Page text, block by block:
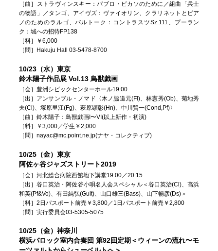
［曲］ストラヴィンスキー：パブロ・ピカソのために／組曲「兵士
の物語」／タンゴ、アイヴズ：ヴァイオリン、クラリネットとピア
ノのためのラルゴ、バルトーク：コントラスツSz.111、プーラン
ク：城への招待FP138
［料］￥6,000
［問］Hakuju Hall 03-5478-8700
10/23（水）東京
鈴木陽子作品展 Vol.13 鳥獣戯画
［会］豊洲シビックセンターホール19:00
［出］アンサンブル・ノマド〈木ノ脇道元(Fl)、林憲秀(Ob)、菊地秀
夫(Cl)、塚原里江(Fg)、萩原顕彰(Hn)、中川賢一(Cond,Pf)〉
［曲］鈴木陽子：鳥獣戯画I〜VI(以上新作・初演)
［料］￥3,000／学生￥2,000
［問］nayac@mc.point.ne.jp(ナヤ・コレクティブ)
10/25（金）東京
阿佐ヶ谷ジャズストリート2019
［会］河北総合病院西館地下講堂19:00／20:15
［出］谷口英治・阿佐谷小唄名人会スペシャル＜谷口英治(Cl)、高浜
和英(Pf&Vo)、有田純弘(Guit)、山口雄三(Bass)、山下暢彦(Ds)＞
［料］2日パスポート前売￥3,800／1日パスポート前売￥2,800
［問］実行委員会03-5305-5075
10/25（金）神奈川
横浜バロック室内合奏団 第92回定期＜ウィーンの流れ〜モ